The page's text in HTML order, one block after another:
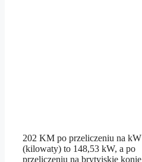
202 KM po przeliczeniu na kW
(kilowaty) to 148,53 kW, a po
przeliczeniu na brytyjskie konie